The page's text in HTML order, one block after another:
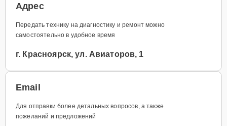
Адрес
Передать технику на диагностику и ремонт можно
самостоятельно в удобное время
г. Красноярск, ул. Авиаторов, 1
Email
Для отправки более детальных вопросов, а также
пожеланий и предложений